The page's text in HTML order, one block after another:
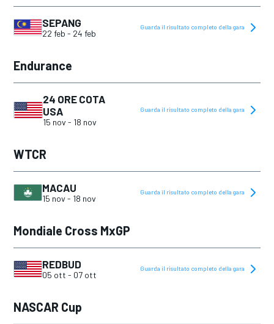
SEPANG
22 feb - 24 feb
Guarda il risultato completo della gara
Endurance
24 ORE COTA
USA
15 nov - 18 nov
Guarda il risultato completo della gara
WTCR
MACAU
15 nov - 18 nov
Guarda il risultato completo della gara
Mondiale Cross MxGP
REDBUD
05 ott - 07 ott
Guarda il risultato completo della gara
NASCAR Cup